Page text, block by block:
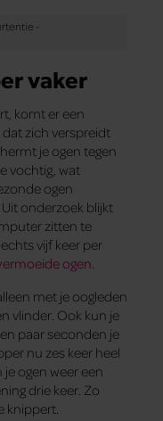
vaker
komt er een
zich verspreidt
je ogen tegen
vochtig, wat
ogen
onderzoek blijkt
zitten te
vijf keer per
ogen.
met je oogleden
vlinder. Ook kun je
paar seconden je
nu zes keer heel
ogen weer een
drie keer. Zo
knippert.